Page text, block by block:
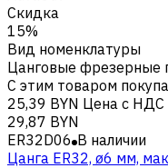
Скидка
15%
Вид номенклатуры
Цанговые фрезерные
С этим товаром
25,39 BYN Цена с НДС
29,87 BYN
ER32D06 В наличии
Цанга ER32, ø6 мм,